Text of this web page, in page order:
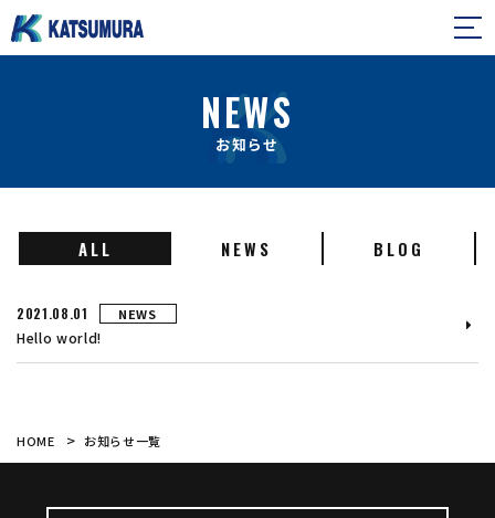
NEWS
NEWS
お知らせ
ALL NEWS BLOG
2021.08.01 NEWS
Hello world!
HOME お知らせ一覧